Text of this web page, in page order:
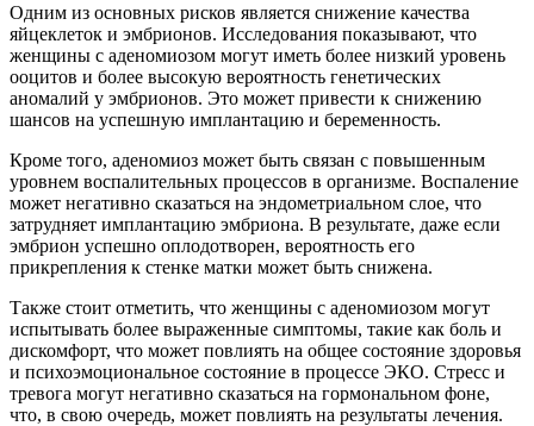
Одним из основных рисков является снижение качества
яйцеклеток и эмбрионов. Исследования показывают, что
женщины с аденомиозом могут иметь более низкий уровень
ооцитов и более высокую вероятность генетических
аномалий у эмбрионов. Это может привести к снижению
шансов на успешную имплантацию и беременность.
Кроме того, аденомиоз может быть связан с повышенным
уровнем воспалительных процессов в организме. Воспаление
может негативно сказаться на эндометриальном слое, что
затрудняет имплантацию эмбриона. В результате, даже если
эмбрион успешно оплодотворен, вероятность его
прикрепления к стенке матки может быть снижена.
Также стоит отметить, что женщины с аденомиозом могут
испытывать более выраженные симптомы, такие как боль и
дискомфорт, что может повлиять на общее состояние здоровья
и психоэмоциональное состояние в процессе ЭКО. Стресс и
тревога могут негативно сказаться на гормональном фоне,
что, в свою очередь, может повлиять на результаты лечения.